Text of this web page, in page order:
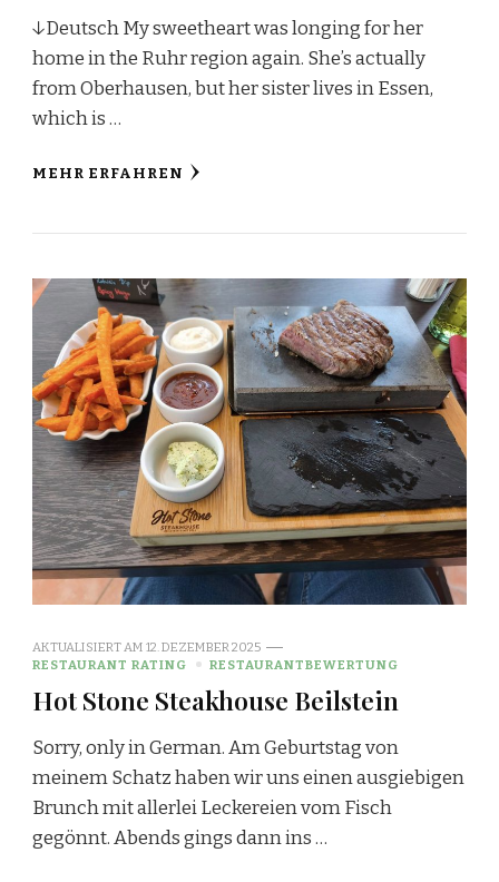
↓Deutsch My sweetheart was longing for her
home in the Ruhr region again. She’s actually
from Oberhausen, but her sister lives in Essen,
which is …
MEHR ERFAHREN
AKTUALISIERT AM 12. DEZEMBER 2025
RESTAURANT RATING
RESTAURANTBEWERTUNG
Hot Stone Steakhouse Beilstein
Sorry, only in German. Am Geburtstag von
meinem Schatz haben wir uns einen ausgiebigen
Brunch mit allerlei Leckereien vom Fisch
gegönnt. Abends gings dann ins …